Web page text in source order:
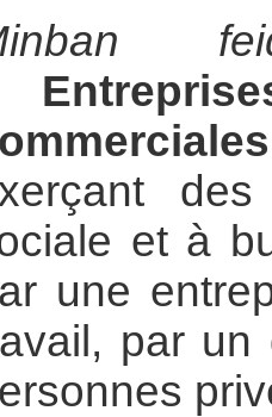
et à
une
par un